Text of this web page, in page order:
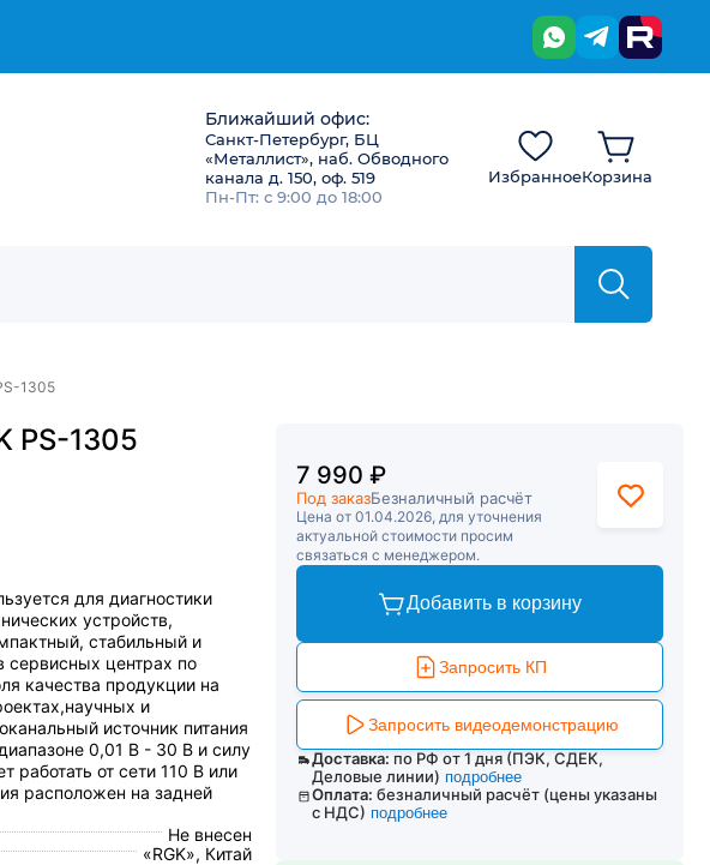
Ближайший офис:
Санкт-Петербург, БЦ
«Металлист», наб. Обводного
канала д. 150, оф. 519
Пн-Пт: с 9:00 до 18:00
ИзбранноеКорзина
1305
PS-1305
для диагностики
устройств,
стабильный и
сервисных центрах по
качества продукции на
и
источник питания
0,01 В - 30 В и силу
работать от сети 110 В или
расположен на задней
Не внесен
«RGK», Китай
7 990 ₽
Под заказБезналичный расчёт
Цена от 01.04.2026, для уточнения
актуальной стоимости просим
связаться с менеджером.
Добавить в корзину
Запросить КП
Запросить видеодемонстрацию
Доставка: по РФ от 1 дня (ПЭК, СДЕК,
Деловые линии) подробнее
Оплата: безналичный расчёт (цены указаны
с НДС) подробнее